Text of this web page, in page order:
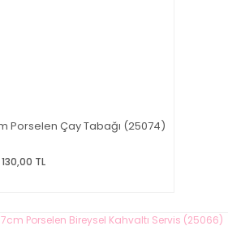
Porselen Çay Tabağı (25074)
130,00 TL